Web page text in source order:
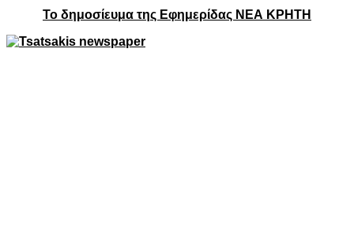
Το δημοσίευμα της Εφημερίδας ΝΕΑ ΚΡΗΤΗ